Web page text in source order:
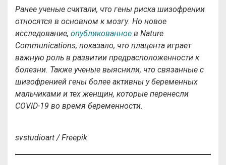
Ранее ученые считали, что гены риска шизофрении
относятся в основном к мозгу. Но новое
исследование, опубликованное в Nature
Communications, показало, что плацента играет
важную роль в развитии предрасположенности к
болезни. Также ученые выяснили, что связанные с
шизофренией гены более активны у беременных
мальчиками и тех женщин, которые перенесли
COVID-19 во время беременности.
svstudioart / Freepik